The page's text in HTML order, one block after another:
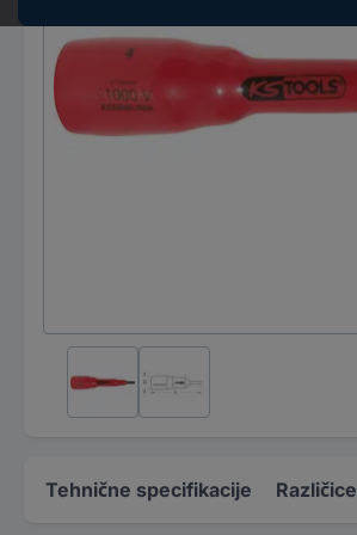
Tehnične specifikacije Različice